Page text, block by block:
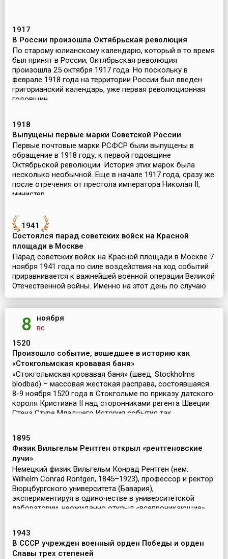
1917
В России произошла Октябрьская революция
По старому юлианскому календарю, который в то время
был принят в России, Октябрьская революция
произошла 25 октября 1917 года. Но поскольку в
феврале 1918 года на территории России был введен
григорианский календарь, уже первая революционная
годовщин...
1918
Выпущены первые марки Советской России
Первые почтовые марки РСФСР были выпущены в
обращение в 1918 году, к первой годовщине
Октябрьской революции. История этих марок была
несколько необычной. Еще в начале 1917 года, сразу же
после отречения от престола императора Николая II,
министер...
1941
Состоялся парад советских войск на Красной
площади в Москве
Парад советских войск на Красной площади в Москве 7
ноября 1941 года по силе воздействия на ход событий
приравнивается к важнейшей военной операции Великой
Отечественной войны. Именно на этот день по случаю
запланированного захвата Москвы гитлеровско...
8 ноября
вс
1520
Произошло событие, вошедшее в историю как
«Стокгольмская кровавая баня»
«Стокгольмская кровавая баня» (швед. Stockholms
blodbad) – массовая жестокая расправа, состоявшаяся
8-9 ноября 1520 года в Стокгольме по приказу датского
короля Кристиана II над сторонниками регента Швеции
Стена Стуре Младшего.История события так...
1895
Физик Вильгельм Рентген открыл «рентгеновские
лучи»
Немецкий физик Вильгельм Конрад Рентген (нем.
Wilhelm Conrad Röntgen, 1845–1923), профессор и ректор
Вюрцбургского университета (Бавария),
экспериментируя в одиночестве в университетской
лаборатории, неожиданно открыл «всепроникающие»
1943
В СССР учрежден военный орден Победы и орден
Славы трех степеней